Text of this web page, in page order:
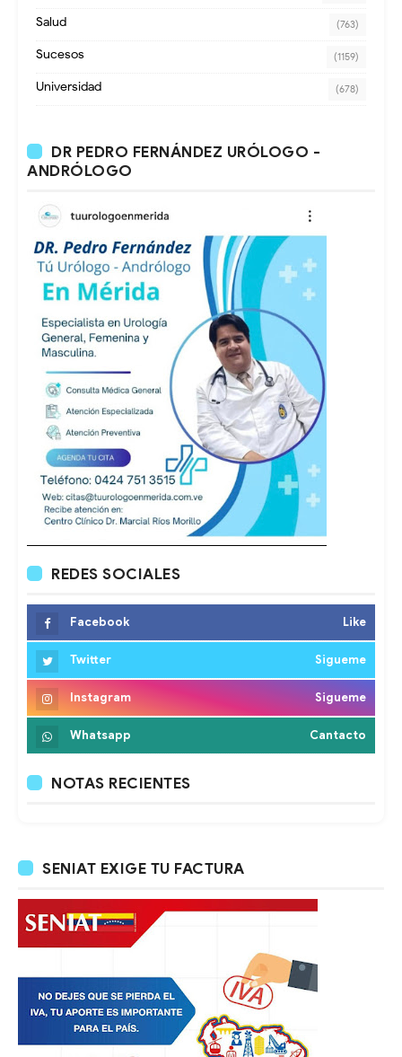
Salud (763)
Sucesos (1159)
Universidad (678)
DR PEDRO FERNÁNDEZ URÓLOGO -
ANDRÓLOGO
REDES SOCIALES
Facebook Like
Twitter Sigueme
Instagram Sigueme
Whatsapp Cantacto
NOTAS RECIENTES
SENIAT EXIGE TU FACTURA